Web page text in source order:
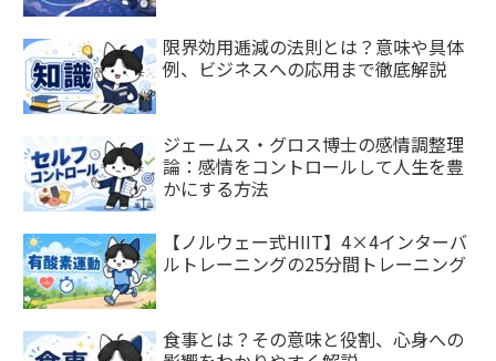
限界効用逓減の法則とは？意味や具体
例、ビジネスへの応用まで徹底解説
ジェームス・グロス博士の感情調整理
論：感情をコントロールして人生を豊
かにする方法
【ノルウェー式HIIT】4×4インターバ
ルトレーニングの25分間トレーニング
食事とは？その意味と役割、心身への